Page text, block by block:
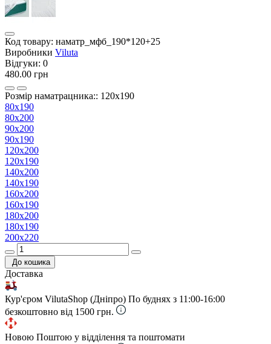
Код товару: наматр_мфб_190*120+25
Виробники Viluta
Відгуки: 0
480.00 грн
Розмір наматрацника:: 120х190
80х190
80х200
90х200
90х190
120х200
120х190
140х200
140х190
160х200
160х190
180х200
180х190
200х220
До кошика
Доставка
Кур'єром VilutaShop (Дніпро) По буднях з 11:00-16:00
безкоштовно від 1500 грн.
Новою Поштою у відділення та поштомати